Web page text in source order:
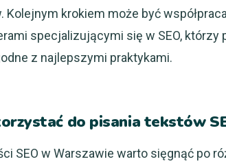
krokiem może być
specjalizującymi się w SEO, którzy
z najlepszymi praktykami.
do pisania tekstów
SEO w Warszawie warto sięgnąć po